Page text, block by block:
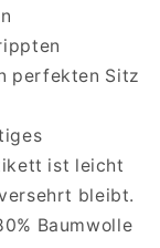
perfekten Sitz
ist leicht
bleibt.
Baumwolle